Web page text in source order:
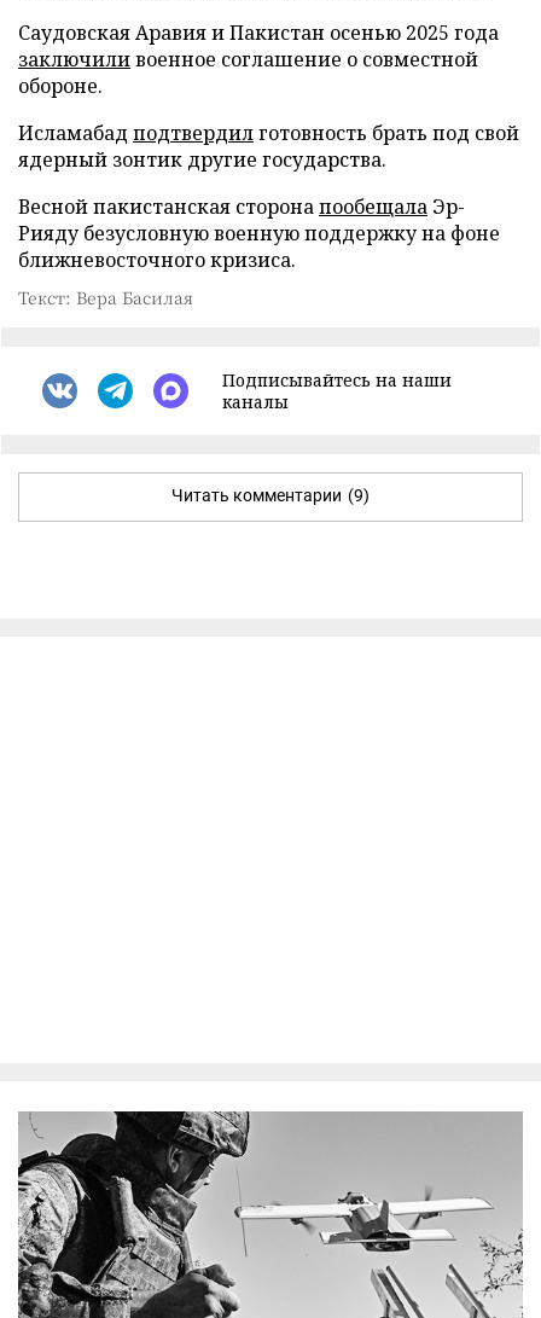
Саудовская Аравия и Пакистан осенью 2025 года
заключиливоенное соглашение о совместной
обороне.
Исламабад подтвердилготовность брать под свой
ядерный зонтик другие государства.
Весной пакистанская сторонапообещала Эр-
Рияду безусловную военную поддержку на фоне
ближневосточного кризиса.
Текст: Вера Басилая
Подписывайтесь на наши
каналы
Читать комментарии (9)